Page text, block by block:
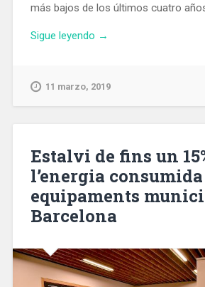
más bajos de los últimos cuatro
Sigue leyendo «Los
del
a
casi
84
personas
2018»
→
11 marzo, 2019
Estalvi de fins un
l’energia
equipaments
Barcelona